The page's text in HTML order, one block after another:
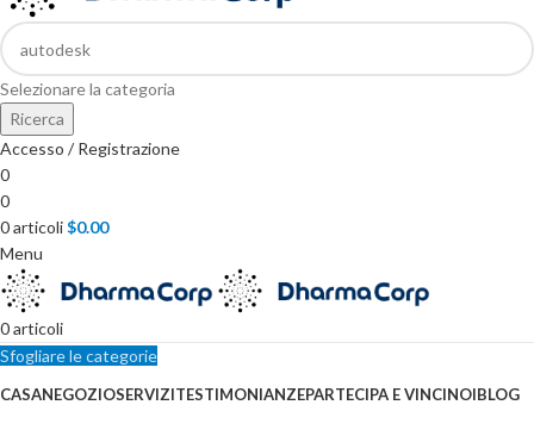
Selezionare la categoria
Ricerca
Accesso / Registrazione
0
0
0articoli$0.00
Menu
0articoli
Sfogliare le categorie
CASANEGOZIOSERVIZITESTIMONIANZEPARTECIPA E VINCINOIBLOG